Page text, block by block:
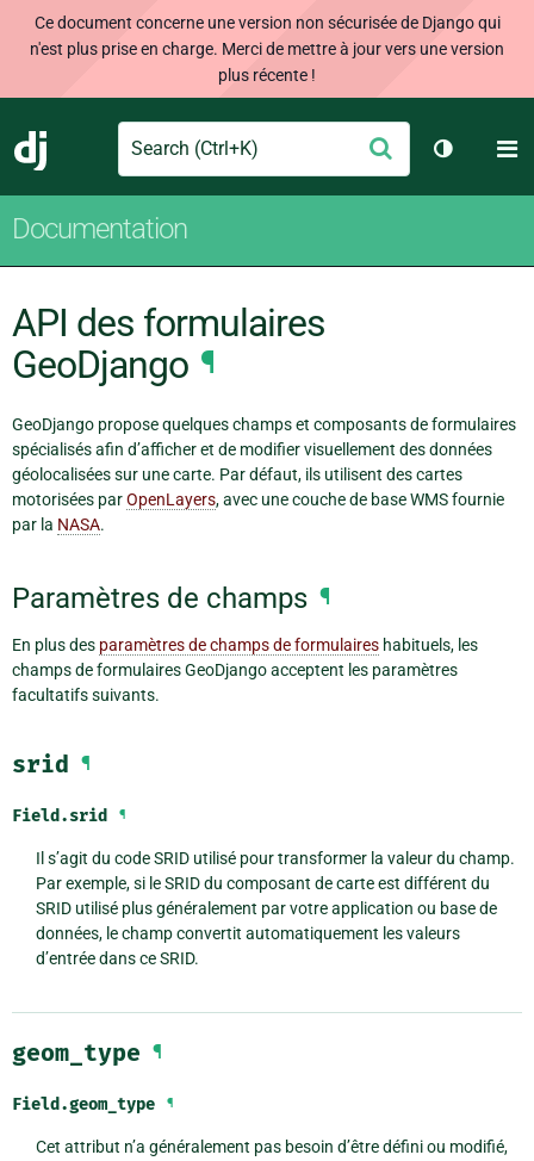
Ce document concerne une version non sécurisée de Django qui
n'est plus prise en charge. Merci de mettre à jour vers une version
plus récente !
Django
Search Envoyer
Changer
Documentation
API des formulaires
GeoDjango ¶
GeoDjango propose quelques champs et composants de formulaires
spécialisés afin d’afficher et de modifier visuellement des données
géolocalisées sur une carte. Par défaut, ils utilisent des cartes
motorisées parOpenLayers, avec une couche de base WMS fournie
par la NASA.
Paramètres de champs ¶
En plus des paramètres de champs de formulaires habituels, les
champs de formulaires GeoDjango acceptent les paramètres
facultatifs suivants.
srid ¶
Field.srid ¶
Il s’agit du code SRID utilisé pour transformer la valeur du champ.
Par exemple, si le SRID du composant de carte est différent du
SRID utilisé plus généralement par votre application ou base de
données, le champ convertit automatiquement les valeurs
d’entrée dans ce SRID.
geom_type ¶
Field.geom_type ¶
Cet attribut n’a généralement pas besoin d’être défini ou modifié,